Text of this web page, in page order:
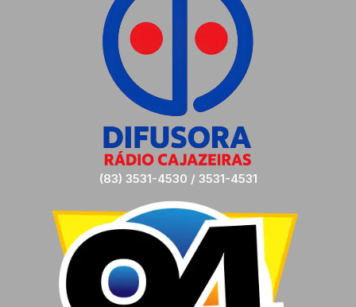
(83) 3531-4530 / 3531-4531